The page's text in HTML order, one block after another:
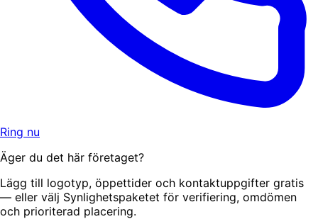
Ring nu
Äger du det här företaget?
Lägg till logotyp, öppettider och kontaktuppgifter gratis
— eller välj Synlighetspaketet för verifiering, omdömen
och prioriterad placering.